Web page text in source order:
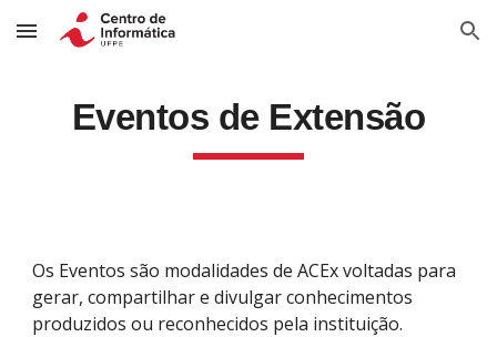
Skip to main content Skip to navigation
Eventos de Extensão
Os Eventos são modalidades de ACEx voltadas para
gerar, compartilhar e divulgar conhecimentos
produzidos ou reconhecidos pela instituição.